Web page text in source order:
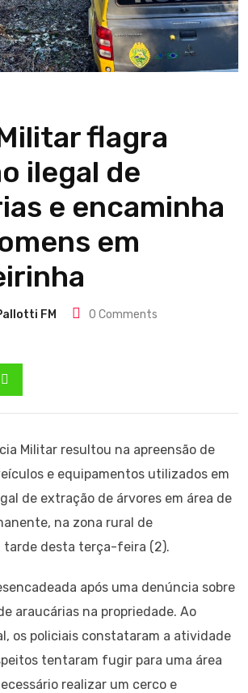
flagra
ilegal de
e encaminha
em
FM 0 Comments
Militar resultou na apreensão de
e equipamentos utilizados em
de extração de árvores em área de
na zona rural de
tarde desta terça-feira (2).
após uma denúncia sobre
araucárias na propriedade. Ao
os policiais constataram a atividade
tentaram fugir para uma área
realizar um cerco e